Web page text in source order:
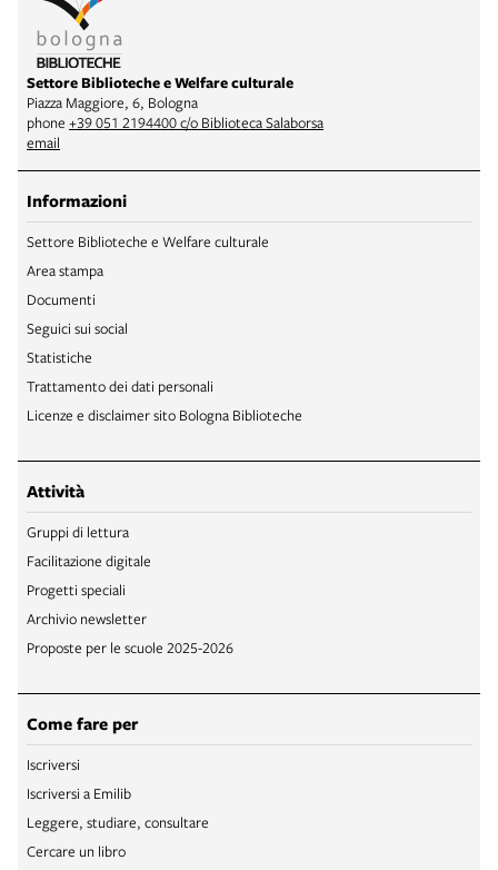
Settore Biblioteche e Welfare culturale
Piazza Maggiore, 6, Bologna
phone +39 051 2194400 c/o Biblioteca Salaborsa
email
Informazioni
Settore Biblioteche e Welfare culturale
Area stampa
Documenti
Seguici sui social
Statistiche
Trattamento dei dati personali
Licenze e disclaimer sito Bologna Biblioteche
Attività
Gruppi di lettura
Facilitazione digitale
Progetti speciali
Archivio newsletter
Proposte per le scuole 2025-2026
Come fare per
Iscriversi
Iscriversi a Emilib
Leggere, studiare, consultare
Cercare un libro